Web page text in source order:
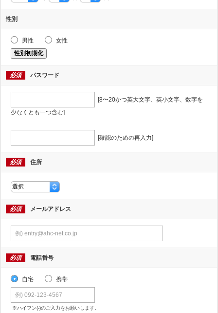
性別
男性
女性
性別初期化
必須 パスワード
[8〜20かつ英大文字、英小文字、数字を
少なくとも一つ含む]
[確認のための再入力]
必須 住所
必須 メールアドレス
必須 電話番号
自宅 携帯
※ハイフン(-)のご入力をお願いします。